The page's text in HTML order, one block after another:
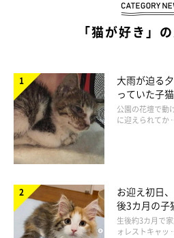
プロフィ
うにまむさん
な語り口で綴る、ブログ「うにの秘
うに
「猫が好き」
大雨が迫る
っていた子
と“姉妹”の
公園の花壇で動
に迎えられてか
お迎え初日
後3カ月の
ち着く姿に
生後約3カ月で
ォレストキャッ